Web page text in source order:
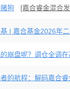
狗 [嘉合睿金混合
| 嘉合基金2026年
崩盘呢？调仓全调
者的航程：解码嘉合